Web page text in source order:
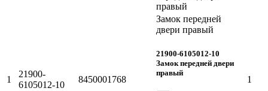
1
21900-
6105012-10
8450001768
Замок передней
двери правый
21900-6105012-10
Замок передней двери
правый
1